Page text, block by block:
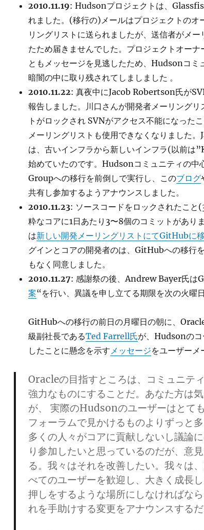
2010.11.19: Hudsonプロジェクトは、
れました。(移行の)メールはプロジェクトのオ
リングリストに送られましたが、送信者がメ
たため届きませんでした。プロジェクトオー
ともメッセージを見逃したため、Hudsonコミ
暗闇の中に取り残されてしましました 。
2010.11.22: 真夜中にJacob Robertson氏が
報告しました。川口さんが開発者メーリング
トがロックされ SVNがアクセス不能になった
メーリングリストも使用できなくなりました
は、古いインフラから新しいインフラ(以前は
始めていたのです。Hudsonコミュニティの中
Groupへの移行を前倒しで実行し、このブログ
共有し参加するようアナウンスしました。
2010.11.23: ソースコードをロックされたこと
粋なコアに1日あたり3〜8個のコミットがあり
は新しい開発メーリングリストにてGitHubに
グインとコアの開発者のは、GitHubへの移行
もなく同意しました。
2010.11.27: 感謝祭の後、Andrew Bayer氏は
案“を行い、異議を申し立てる期限を次の火曜
GitHubへの移行の前日の月曜日の朝に、
級副社長であるTed Farrell氏が、Hudsonの
したことに懸念を示すメッセージをユーザーメ
Oracleの目指すところは、コミュニテ
強力なものにすることだ。あなた方は
が、 実際のHudsonのユーザーはとて
フォーラムで見かけるものよりずっと
多くの人々がコアに貢献しないし議論
り参加したいと思っているのだが、意
る。我々はそれを改善したい。 我々は
べてのユーザーを歓迎し、大きく成長
押しをするような場所にしなければな
れを手助けする変更をアナウンスするだ